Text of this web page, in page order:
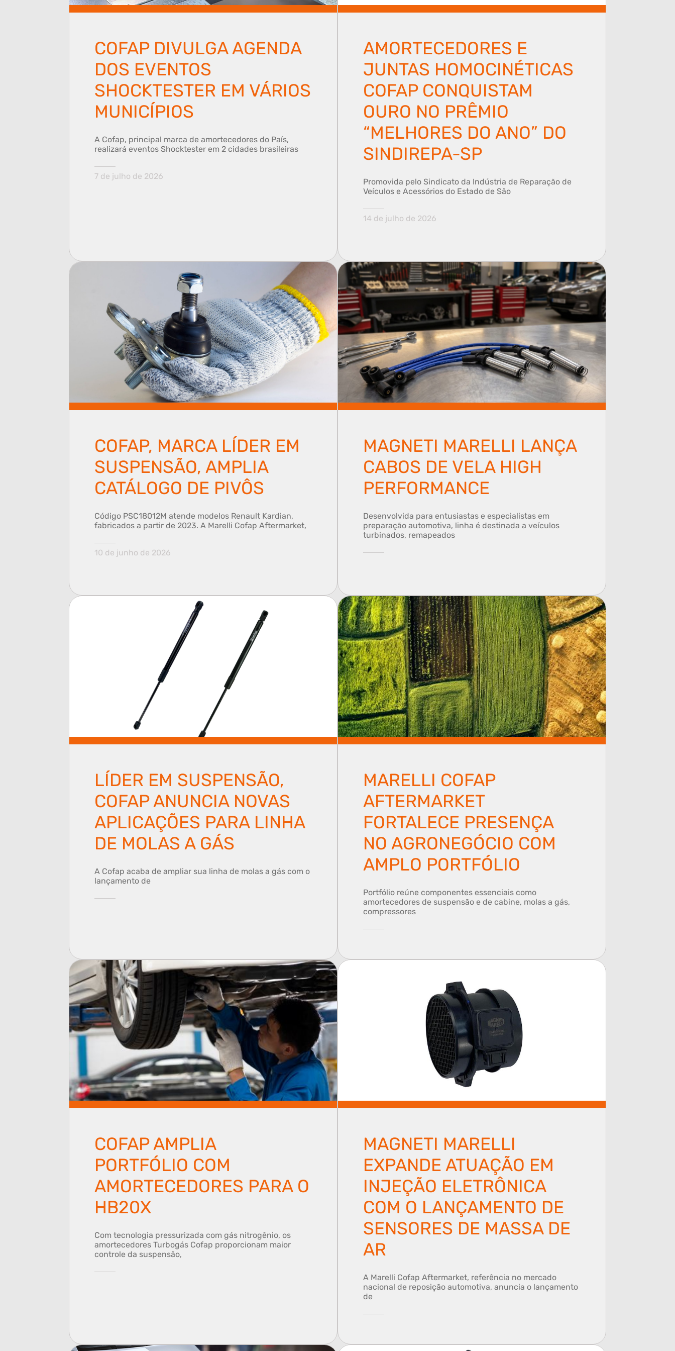
COFAP DIVULGA AGENDA
DOS EVENTOS
SHOCKTESTER EM VÁRIOS
MUNICÍPIOS
A Cofap, principal marca de amortecedores do País,
realizará eventos Shocktester em 2 cidades brasileiras
7 de julho de 2026
AMORTECEDORES E
JUNTAS HOMOCINÉTICAS
COFAP CONQUISTAM
OURO NO PRÊMIO
“MELHORES DO ANO” DO
SINDIREPA-SP
Promovida pelo Sindicato da Indústria de Reparação de
Veículos e Acessórios do Estado de São
14 de julho de 2026
COFAP, MARCA LÍDER EM
SUSPENSÃO, AMPLIA
CATÁLOGO DE PIVÔS
Código PSC18012M atende modelos Renault Kardian,
fabricados a partir de 2023. A Marelli Cofap Aftermarket,
10 de junho de 2026
MAGNETI MARELLI LANÇA
CABOS DE VELA HIGH
PERFORMANCE
Desenvolvida para entusiastas e especialistas em
preparação automotiva, linha é destinada a veículos
turbinados, remapeados
LÍDER EM SUSPENSÃO,
COFAP ANUNCIA NOVAS
APLICAÇÕES PARA LINHA
DE MOLAS A GÁS
A Cofap acaba de ampliar sua linha de molas a gás com o
lançamento de
MARELLI COFAP
AFTERMARKET
FORTALECE PRESENÇA
NO AGRONEGÓCIO COM
AMPLO PORTFÓLIO
Portfólio reúne componentes essenciais como
amortecedores de suspensão e de cabine, molas a gás,
compressores
COFAP AMPLIA
PORTFÓLIO COM
AMORTECEDORES PARA O
HB20X
Com tecnologia pressurizada com gás nitrogênio, os
amortecedores Turbogás Cofap proporcionam maior
controle da suspensão,
MAGNETI MARELLI
EXPANDE ATUAÇÃO EM
INJEÇÃO ELETRÔNICA
COM O LANÇAMENTO DE
SENSORES DE MASSA DE
AR
A Marelli Cofap Aftermarket, referência no mercado
nacional de reposição automotiva, anuncia o lançamento
de